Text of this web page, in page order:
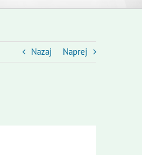
Nazaj Naprej